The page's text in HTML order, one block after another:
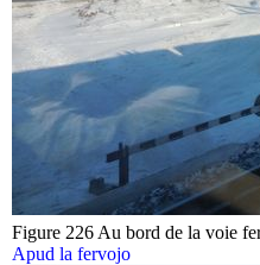
Figure 226 Au bord de la voie
Apud la fervojo